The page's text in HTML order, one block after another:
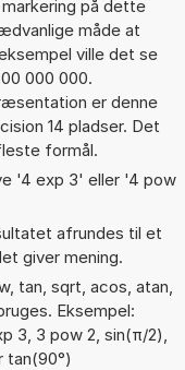
på dette
måde at
ville det se
000 000.
er denne
14 pladser. Det
formål.
'4 exp 3' eller '4 pow
afrundes til et
giver mening.
tan, sqrt, acos, atan,
Eksempel:
3, 3 pow 2, sin(π/2),
tan(90°)